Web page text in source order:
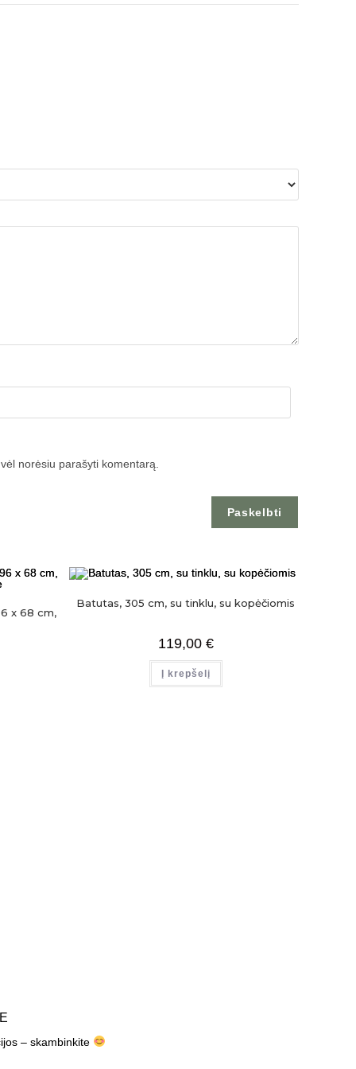
norėsiu parašyti komentarą.
x 68 cm,
Batutas, 305 cm, su tinklu, su kopėčiomis
119,00 €
Į krepšelį
– skambinkite